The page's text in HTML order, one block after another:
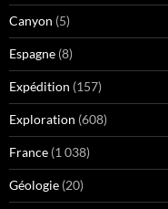
Canyon (5)
Espagne (8)
Expédition (157)
Exploration (608)
France (1 038)
Géologie (20)